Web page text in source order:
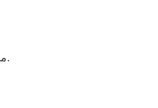
من خلال الاتصال بأرقامنا يقوم مركز صيانة نورج بتوحيد كل الخدمات في مكان واحد وفي أسرع وقت كخدمات مابعد البيع والمبيعات والشكاوي.